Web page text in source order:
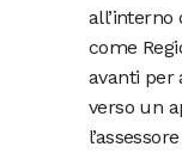
come
avanti per
verso un